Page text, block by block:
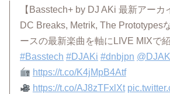
【Basstech+ by DJ AKi 最新アーカ
DC Breaks, Metrik, The Prototypes
ースの最新楽曲を軸にLIVE MIXで
#Basstech #DJAKi #dnbjpn
https://t.co/K4jMpB4Atf
https://t.co/AJ8zTFxlXt